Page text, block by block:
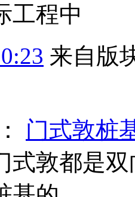
工程中
来自版
： 门式敦桩
式敦都是